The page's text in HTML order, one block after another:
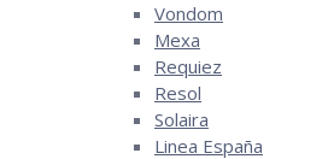
Vondom
Mexa
Requiez
Resol
Solaira
Linea España